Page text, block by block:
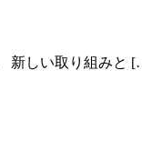
新しい取り組み